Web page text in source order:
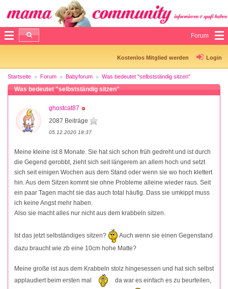
Forum
Kostenlos Mitglied werden Login
Startseite Forum Babyforum Was bedeutet "selbstständig sitzen"
Was bedeutet "selbstständig sitzen"
ghostcat87
2087 Beiträge
05.12.2020 18:37
Meine kleine ist 8 Monate. Sie hat sich schon früh gedreht und ist durch
die Gegend gerobbt, zieht sich seit längerem an allem hoch und setzt
sich seit einigen Wochen aus dem Stand oder wenn sie wo hoch klettert
hin. Aus dem Sitzen kommt sie ohne Probleme alleine wieder raus. Seit
ein paar Tagen macht sie das auch total häufig. Dass sie umkippt muss
ich keine Angst mehr haben.
Also sie macht alles nur nicht aus dem krabbeln sitzen.
Ist das jetzt selbständiges sitzen?
Auch wenn sie einen Gegenstand
dazu braucht wie zb eine 10cm hohe Matte?
Meine große ist aus dem Krabbeln stolz hingesessen und hat sich selbst
applaudiert beim ersten mal
da war es einfach es zu beurteilen,